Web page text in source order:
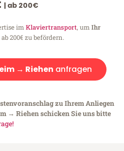
| ab 200€
im Klaviertransport, um Ihr
ab 200€ zu befördern.
→ Riehen anfragen
zu Ihrem Anliegen
→ Riehen schicken Sie uns bitte